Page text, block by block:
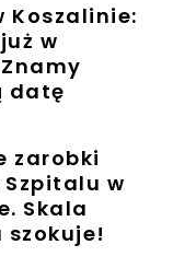
Koszalinie:
w
datę
zarobki
w
Skala
szokuje!